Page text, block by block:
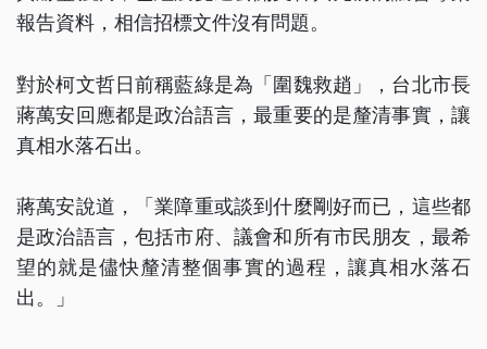
報告資料，相信招標文件沒有問題。
對於柯文哲日前稱藍綠是為「圍魏救趙」，台北市長
蔣萬安回應都是政治語言，最重要的是釐清事實，讓
真相水落石出。
蔣萬安說道，「業障重或談到什麼剛好而已，這些都
是政治語言，包括市府、議會和所有市民朋友，最希
望的就是儘快釐清整個事實的過程，讓真相水落石
出。」